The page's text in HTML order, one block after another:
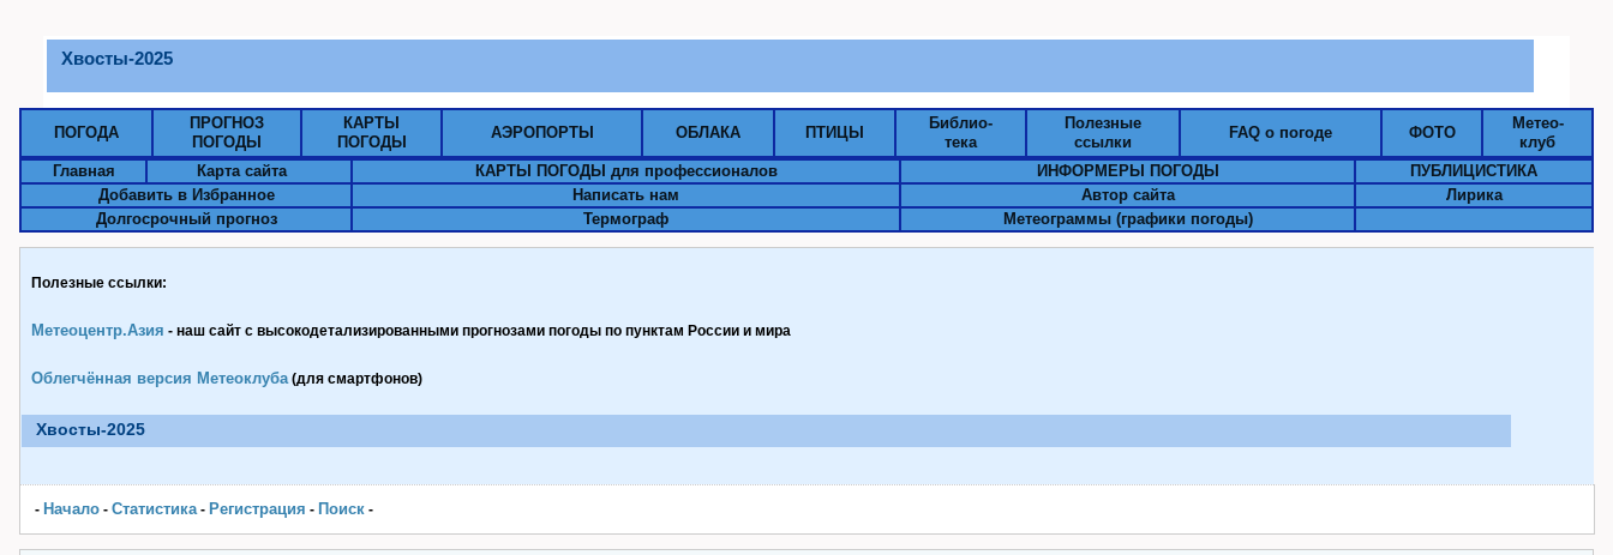
Хвосты-2025
ПОГОДА
ПРОГНОЗ
ПОГОДЫ
КАРТЫ
ПОГОДЫ
АЭРОПОРТЫ ОБЛАКА ПТИЦЫ
Библио-
тека
Полезные
ссылки
FAQ о погоде ФОТО
Метео-
клуб
Главная
Карта сайта КАРТЫ ПОГОДЫ для профессионалов ИНФОРМЕРЫ ПОГОДЫ
ПУБЛИЦИСТИКА
Добавить в Избранное
Написать нам Автор сайта
Лирика
Долгосрочный прогноз
Термограф Метеограммы (графики погоды)
Полезные ссылки:
Метеоцентр.Азия - наш сайт с высокодетализированными прогнозами погоды по пунктам Pоссии и мира
Облегчённая версия Метеоклуба(для смартфонов)
Хвосты-2025
- Начало - Статистика- Pегистрация - Поиск -